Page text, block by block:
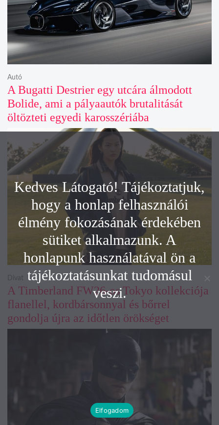
A Bugatti Destrier egy utcára álmodott
Bolide, ami a pályaautók brutalitását
öltözteti egyedi karosszériába
Autó
A Timberland FW26-os Tokyo kollekciója
flanellel, kordbársonnyal és bőrrel
gondolja újra az időtlen örökséget
Divat
Kedves Látogató! Tájékoztatjuk,
hogy a honlap felhasználói
élmény fokozásának érdekében
sütiket alkalmazunk. A
honlapunk használatával ön a
tájékoztatásunkat tudomásul
veszi.
Elfogadom